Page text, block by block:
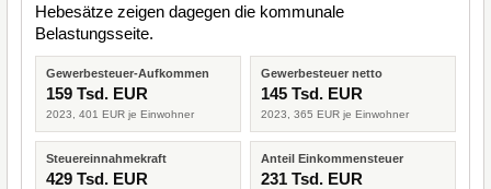
Hebesätze zeigen dagegen die kommunale
Belastungsseite.
Gewerbesteuer-Aufkommen
159 Tsd. EUR
2023, 401 EUR je Einwohner
Gewerbesteuer netto
145 Tsd. EUR
2023, 365 EUR je Einwohner
Steuereinnahmekraft
429 Tsd. EUR
Anteil Einkommensteuer
231 Tsd. EUR